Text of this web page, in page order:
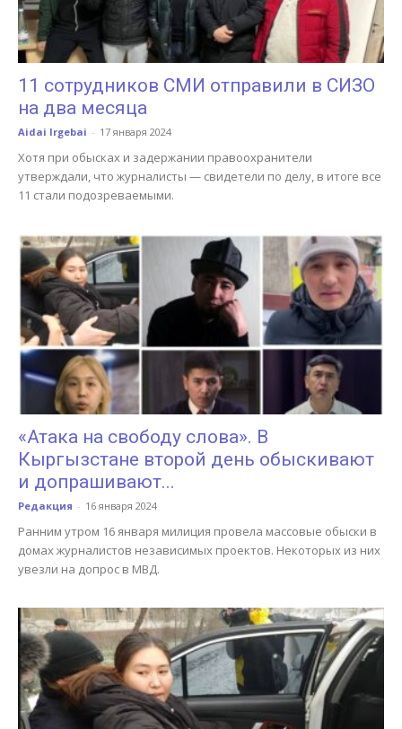
11 сотрудников СМИ отправили в СИЗО
на два месяца
Aidai Irgebai - 17 января 2024
Хотя при обысках и задержании правоохранители
утверждали, что журналисты — свидетели по делу, в итоге все
11 стали подозреваемыми.
«Атака на свободу слова». В
Кыргызстане второй день обыскивают
и допрашивают...
Редакция - 16 января 2024
Ранним утром 16 января милиция провела массовые обыски в
домах журналистов независимых проектов. Некоторых из них
увезли на допрос в МВД.